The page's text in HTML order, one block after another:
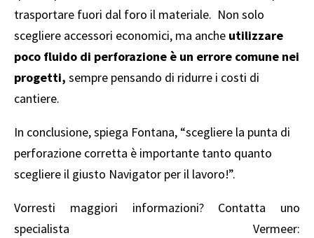
trasportare fuori dal foro il materiale. Non solo
scegliere accessori economici, ma anche utilizzare
poco fluido di perforazione è un errore comune nei
progetti, sempre pensando di ridurre i costi di
cantiere.
In conclusione, spiega Fontana, “scegliere la punta di
perforazione corretta è importante tanto quanto
scegliere il giusto Navigator per il lavoro!”.
Vorresti maggiori informazioni? Contatta uno
specialista Vermeer: